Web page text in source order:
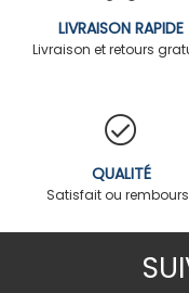
LIVRAISON RAPIDE
Livraison et retours
QUALITÉ
Satisfait ou